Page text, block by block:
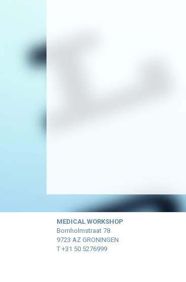
MEDICAL WORKSHOP
Bornholmstraat 78
9723 AZ GRONINGEN
T +31 50 5276999